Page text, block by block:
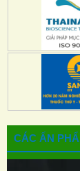
CÁC ẤN